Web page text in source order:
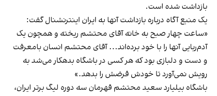
بازداشت شده‌ است.
یک منبع آگاه درباره بازداشت آنها به ایران اینترنشنال گفت:
«ساعت چهار صبح به خانه آقای محتشم ریخته و همچون یک
آدم‌ربایی آنها را با خود برده‌اند... آقای محتشم انسان بامعرفت
و دست و دلبازی بود که هر کسی در باشگاه بدهکار می‌شد به
رویش نمی‌آورد تا خودش قرضش را بدهد.»
باشگاه بیلیارد سعید محتشم قهرمان سه دوره لیگ برتر ایران،